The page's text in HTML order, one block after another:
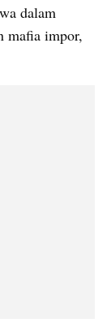
dalam
mafia impor,